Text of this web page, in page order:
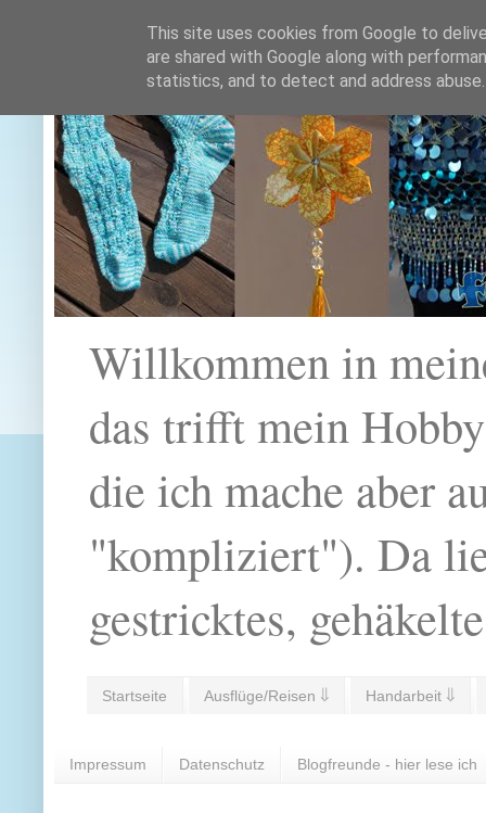
Willkommen in
das trifft mein
die ich mache aber
"kompliziert"). Da
gestricktes,
Startseite Ausflüge/Reisen ⇓ Handarbeit ⇓
Impressum Datenschutz Blogfreunde - hier lese ich
This site uses cookies from Google to
are shared with Google along with
statistics, and to detect and address abuse.